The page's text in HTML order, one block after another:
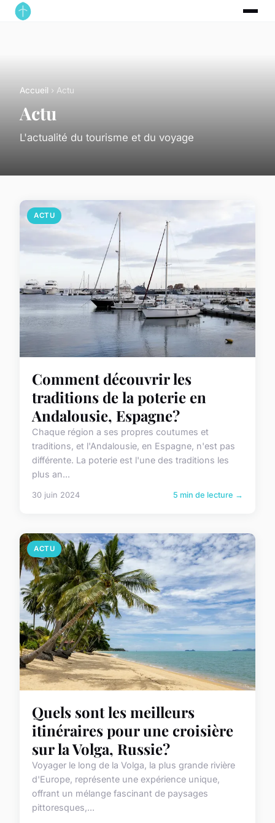
Accueil › Actu
Actu
L'actualité du tourisme et du voyage
ACTU
Comment découvrir les
traditions de la poterie en
Andalousie, Espagne?
Chaque région a ses propres coutumes et
traditions, et l'Andalousie, en Espagne, n'est pas
différente. La poterie est l'une des traditions les
plus an...
30 juin 2024 5 min de lecture →
ACTU
Quels sont les meilleurs
itinéraires pour une croisière
sur la Volga, Russie?
Voyager le long de la Volga, la plus grande rivière
d'Europe, représente une expérience unique,
offrant un mélange fascinant de paysages
pittoresques,...